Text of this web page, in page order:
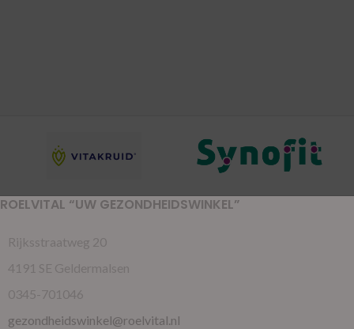
ROELVITAL “UW GEZONDHEIDSWINKEL”
Rijksstraatweg 20
4191 SE Geldermalsen
0345-701046
gezondheidswinkel@roelvital.nl